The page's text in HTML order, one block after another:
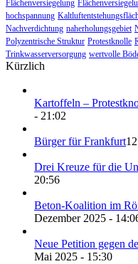
Flächenversiegelung
hochspannung
Nachverdichtung naherholungsgebiet
Polyzentrische Struktur Protestknolle
Trinkwasserversorgung wertvolle
Kürzlich
Kartoffeln –
- 21:02
Bürger für Frankfurt
Drei Kreuze für die
20:56
Beton-Koalition im
Dezember 2025 -
Neue Petition gegen
Mai 2025 - 15:30